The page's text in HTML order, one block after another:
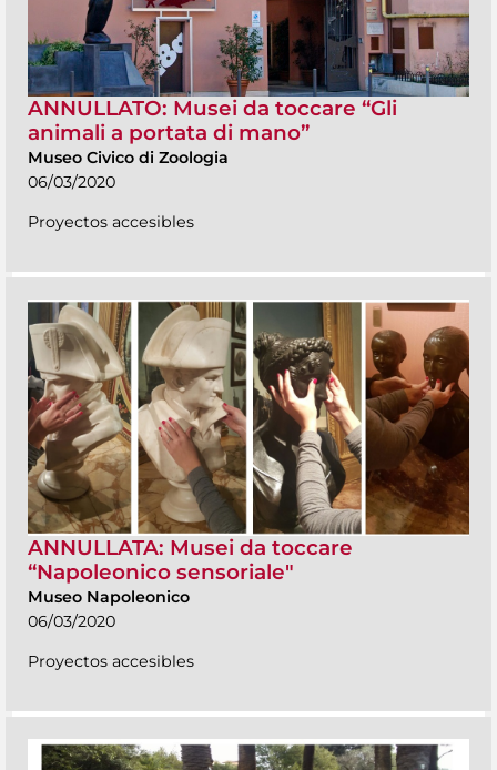
ANNULLATO: Musei da toccare “Gli
animali a portata di mano”
Museo Civico di Zoologia
06/03/2020
Proyectos accesibles
ANNULLATA: Musei da toccare
“Napoleonico sensoriale"
Museo Napoleonico
06/03/2020
Proyectos accesibles